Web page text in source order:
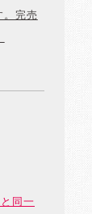
完売
同一